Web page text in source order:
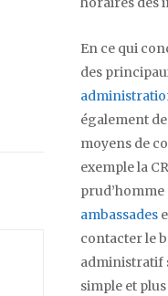
En ce qui
des
également
moyens de
exemple la
ambassades
contacter le
administratif
simple et